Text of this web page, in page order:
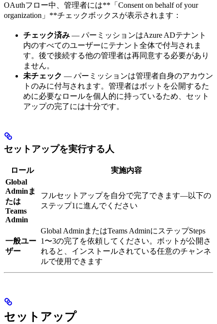
OAuthフロー中、管理者には**「Consent on behalf of your
organization」**チェックボックスが表示されます：
チェック済み — パーミッションはAzure ADテナント
内のすべてのユーザーにテナント全体で付与されま
す。後で接続する他の管理者は再同意する必要があり
ません。
未チェック — パーミッションは管理者自身のアカウン
トのみに付与されます。管理者はボットを公開するた
めに必要なロールを個人的に持っているため、セット
アップの完了には十分です。
セットアップを実行する人
ロール
実施内容
Global
Adminま
たは
Teams
Admin
フルセットアップを自分で完了できます—以下の
ステップ1に進んでください
一般ユー
ザー
Global AdminまたはTeams AdminにステップSteps
1〜3の完了を依頼してください。ボットが公開さ
れると、インストールされている任意のチャンネ
ルで使用できます
セットアップ